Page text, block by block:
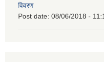
विवरण
Post date: 08/06/2018 -